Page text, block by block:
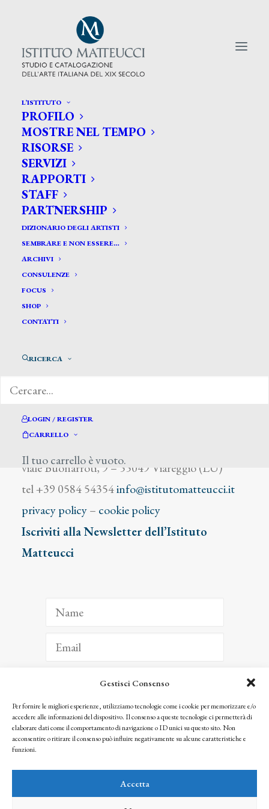
Gestisci Consenso
Per fornire le migliori esperienze, utilizziamo tecnologie come i cookie per memorizzare e/o
accedere alle informazioni del dispositivo. Il consenso a queste tecnologie ci permetterà di
elaborare dati come il comportamento di navigazione o ID unici su questo sito. Non
acconsentire o ritirare il consenso può influire negativamente su alcune caratteristiche e
funzioni.
Accetta
L’ISTITUTO
PROFILO
MOSTRE NEL TEMPO
RISORSE
SERVIZI
RAPPORTI
STAFF
PARTNERSHIP
DIZIONARIO DEGLI ARTISTI
SEMBRARE E NON ESSERE…
ARCHIVI
CONSULENZE
FOCUS
SHOP
CONTATTI
RICERCA
LOGIN / REGISTER
CARRELLO
Il tuo carrello è vuoto.
CERCA TRA GLI ARTISTI:
Search
for:
Guidotti G.
viale Buonarroti, 9 – 55049 Viareggio (LU)
tel +39 0584 54354info@istitutomatteucci.it
privacy policy– cookie policy
Iscriviti alla Newsletter dell’Istituto
Matteucci
ISCRIVITI
Facendo clic per iscriverti, riconosci che le tue informazioni saranno trattate
seguendo la nostra Privacy Policy
© 2025 Istituto Matteucci. All right reserved
l’autorizzazione scritta dei proprietari dei diritti e dell’Istituto Matteucci